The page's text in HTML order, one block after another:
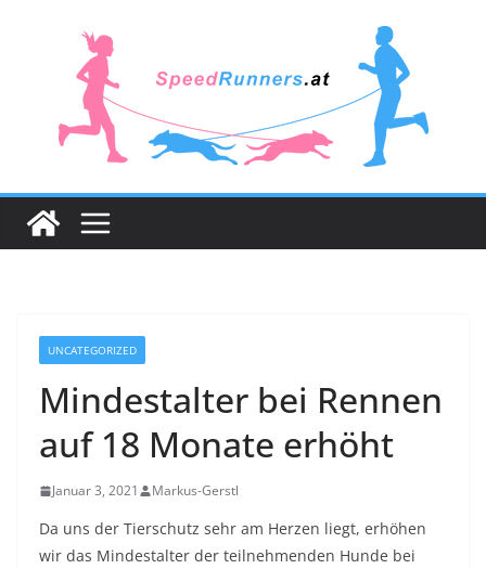
UNCATEGORIZED
Mindestalter bei Rennen
auf 18 Monate erhöht
Januar 3, 2021 Markus-Gerstl
Da uns der Tierschutz sehr am Herzen liegt, erhöhen
wir das Mindestalter der teilnehmenden Hunde bei